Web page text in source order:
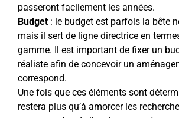
passeront facilement les années.
Budget : le budget est parfois la bête
mais il sert de ligne directrice en
gamme. Il est important de fixer un
réaliste afin de concevoir un
correspond.
Une fois que ces éléments sont
restera plus qu’à amorcer les